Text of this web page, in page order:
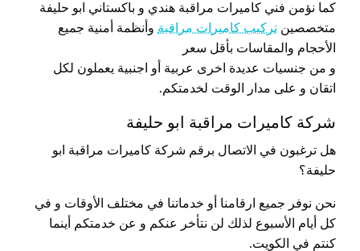
كما نؤمن فني كاميرات مراقبة هندي و باكستاني ابو حليفة
متخصصين تركيب كاميرات مراقبة وأنظمة أمنية جميع
الأحجام والمقاسات بأقل سعر
و من جنسيات عديدة اخرى عربية أو اجنبية يعملون لكل
اتقان و على مدار الوقت لخدمتكم.
شركة كاميرات مراقبة ابو حليفة
هل ترغبون في الاتصال برقم شركة كاميرات مراقبة ابو
حليفة؟
نحن نوفر جميع ارقامنا أو خدماتنا في مختلف الأوقات و في
كل أيام الأسبوع لذلك لن نتأخر عنكم و عن خدمتكم أينما
كنتم في الكويت.